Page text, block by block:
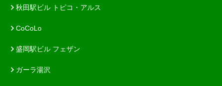
秋田駅ビル トピコ・アルス
CoCoLo
盛岡駅ビル フェザン
ガーラ湯沢